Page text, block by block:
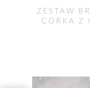
ZESTAW
CÓRKA Z